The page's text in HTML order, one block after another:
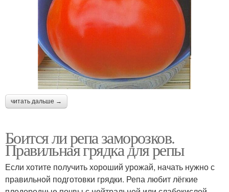
читать дальше →
Боится ли репа заморозков.
Правильная грядка для репы
Если хотите получить хороший урожай, начать нужно с
правильной подготовки грядки. Репа любит лёгкие